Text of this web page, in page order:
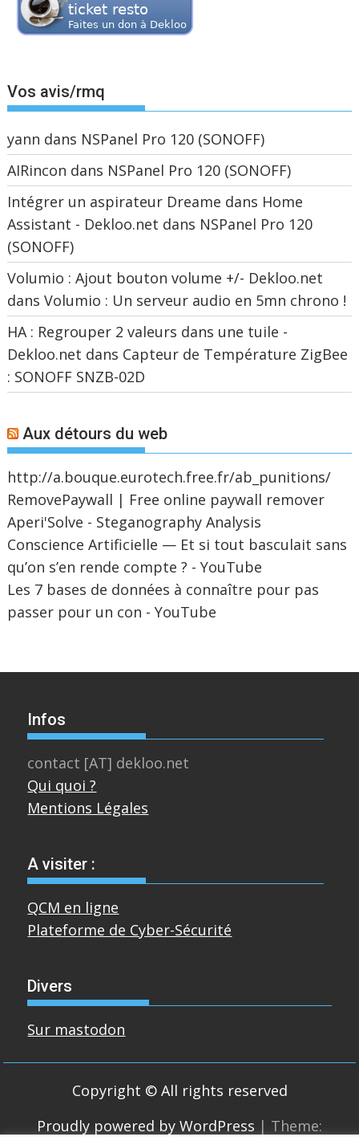
Vos avis/rmq
yann dans NSPanel Pro 120 (SONOFF)
AIRincon dans NSPanel Pro 120 (SONOFF)
Intégrer un aspirateur Dreame dans Home
Assistant - Dekloo.net dans NSPanel Pro 120
(SONOFF)
Volumio : Ajout bouton volume +/- Dekloo.net
dansVolumio : Un serveur audio en 5mn chrono !
HA : Regrouper 2 valeurs dans une tuile -
Dekloo.net dans Capteur de Température ZigBee
: SONOFF SNZB-02D
Aux détours du web
http://a.bouque.eurotech.free.fr/ab_punitions/
RemovePaywall | Free online paywall remover
Aperi'Solve - Steganography Analysis
Conscience Artificielle — Et si tout basculait sans
qu’on s’en rende compte ? - YouTube
Les 7 bases de données à connaître pour pas
passer pour un con - YouTube
Infos
contact [AT] dekloo.net
Qui quoi ?
Mentions Légales
A visiter :
QCM en ligne
Plateforme de Cyber-Sécurité
Divers
Sur mastodon
Copyright © All rights reserved
Proudly powered by WordPress | Theme: